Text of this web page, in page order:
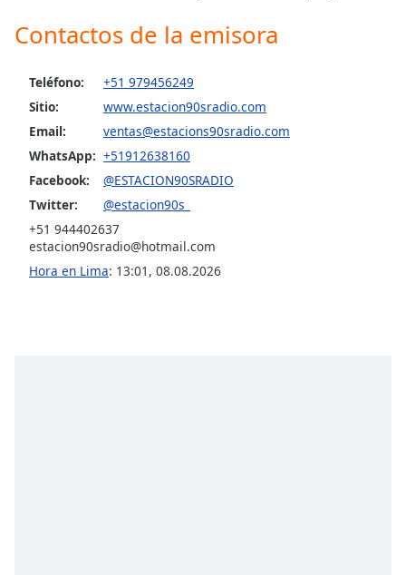
Contactos de la emisora
Teléfono:
+51 979456249
Sitio:
www.estacion90sradio.com
Email:
ventas@estacions90sradio.com
WhatsApp: +51912638160
Facebook:
@ESTACION90SRADIO
Twitter:
@estacion90s_
+51 944402637
estacion90sradio@hotmail.com
Hora en Lima: 13:01 , 08.08.2026